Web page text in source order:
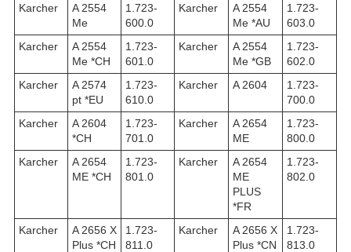
Karcher
A 2554
Me
1.723-
600.0
Karcher
A 2554
Me *AU
1.723-
603.0
Karcher
A 2554
Me *CH
1.723-
601.0
Karcher
A 2554
Me *GB
1.723-
602.0
Karcher
A 2574
pt *EU
1.723-
610.0
Karcher A 2604
1.723-
700.0
Karcher
A 2604
*CH
1.723-
701.0
Karcher
A 2654
ME
1.723-
800.0
Karcher
A 2654
ME *CH
1.723-
801.0
Karcher
A 2654
ME
PLUS
*FR
1.723-
802.0
Karcher
A 2656 X
Plus *CH
1.723-
811.0
Karcher
A 2656 X
Plus *CN
1.723-
813.0